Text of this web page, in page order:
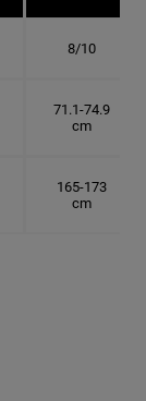
8/10
71.1-74.9
cm
165-173
cm